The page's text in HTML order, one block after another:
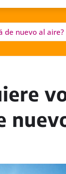
de nuevo al aire?